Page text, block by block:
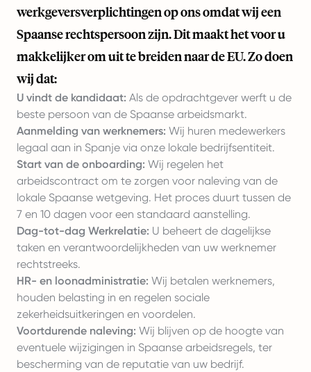
werkgeversverplichtingen op ons omdat wij een
Spaanse rechtspersoon zijn. Dit maakt het voor u
makkelijker om uit te breiden naar de EU. Zo doen
wij dat:
U vindt de kandidaat: Als de opdrachtgever werft u de
beste persoon van de Spaanse arbeidsmarkt.
Aanmelding van werknemers: Wij huren medewerkers
legaal aan in Spanje via onze lokale bedrijfsentiteit.
Start van de onboarding: Wij regelen het
arbeidscontract om te zorgen voor naleving van de
lokale Spaanse wetgeving. Het proces duurt tussen de
7 en 10 dagen voor een standaard aanstelling.
Dag-tot-dag Werkrelatie: U beheert de dagelijkse
taken en verantwoordelijkheden van uw werknemer
rechtstreeks.
HR- en loonadministratie: Wij betalen werknemers,
houden belasting in en regelen sociale
zekerheidsuitkeringen en voordelen.
Voortdurende naleving: Wij blijven op de hoogte van
eventuele wijzigingen in Spaanse arbeidsregels, ter
bescherming van de reputatie van uw bedrijf.